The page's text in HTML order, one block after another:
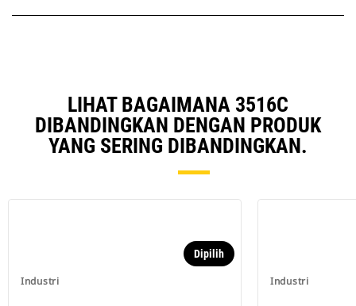
LIHAT BAGAIMANA 3516C
DIBANDINGKAN DENGAN PRODUK
YANG SERING DIBANDINGKAN.
Industri
Dipilih
Industri